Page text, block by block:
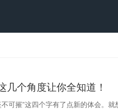
几个角度让你全知道！
可摧”这四个字有了点新的体会。就